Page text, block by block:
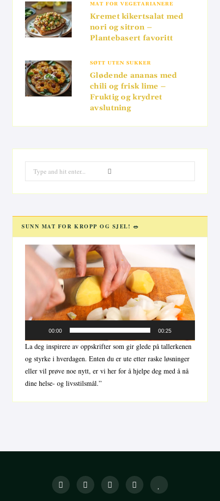
MAT FOR VEGETARIANERE
Kremet kikertsalat med
nori og sitron –
Plantebasert favoritt
SØTT UTEN SUKKER
Glødende ananas med
chili og frisk lime –
Fruktig og krydret
avslutning
for:
SUNN MAT FOR KROPP OG SJEL! 🥗
Videoavspiller
00:00 00:25
La deg inspirere av oppskrifter som gir glede på tallerkenen
og styrke i hverdagen. Enten du er ute etter raske løsninger
eller vil prøve noe nytt, er vi her for å hjelpe deg med å nå
dine helse- og livsstilsmål.”